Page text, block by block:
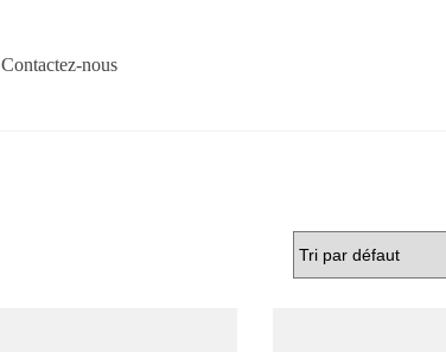
Contactez-nous